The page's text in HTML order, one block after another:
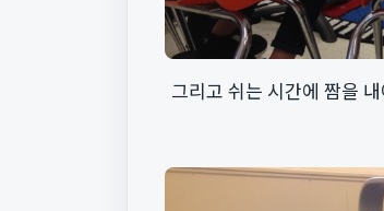
그리고 쉬는 시간에 짬을